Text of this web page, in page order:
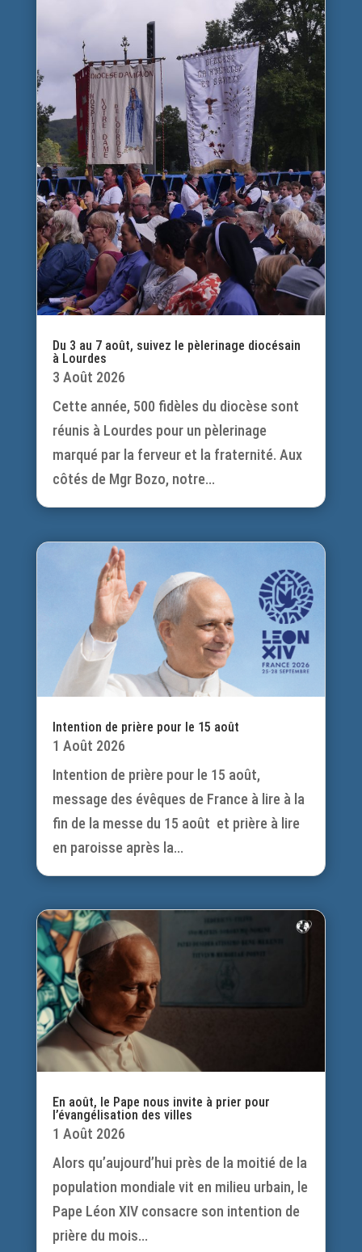
Du 3 au 7 août, suivez le pèlerinage diocésain
à Lourdes
3 Août 2026
Cette année, 500 fidèles du diocèse sont
réunis à Lourdes pour un pèlerinage
marqué par la ferveur et la fraternité. Aux
côtés de Mgr Bozo, notre...
Intention de prière pour le 15 août
1 Août 2026
Intention de prière pour le 15 août,
message des évêques de France à lire à la
fin de la messe du 15 août et prière à lire
en paroisse après la...
En août, le Pape nous invite à prier pour
l’évangélisation des villes
1 Août 2026
Alors qu’aujourd’hui près de la moitié de la
population mondiale vit en milieu urbain, le
Pape Léon XIV consacre son intention de
prière du mois...